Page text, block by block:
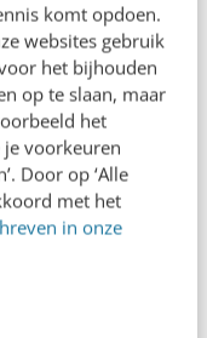
komt opdoen.
websites gebruik
het bijhouden
op te slaan, maar
het
voorkeuren
Door op ‘Alle
met het
in onze